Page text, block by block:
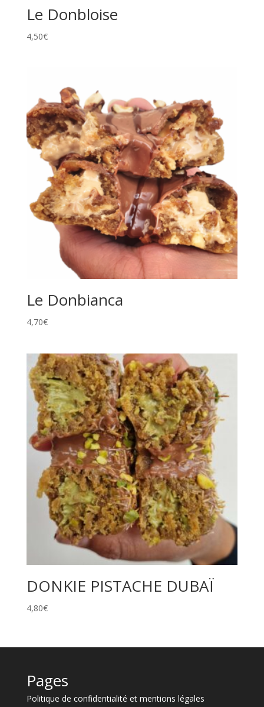
Le Donbloise
4,50€
Le Donbianca
4,70€
DONKIE PISTACHE DUBAÏ
4,80€
Pages
Politique de confidentialité et mentions légales